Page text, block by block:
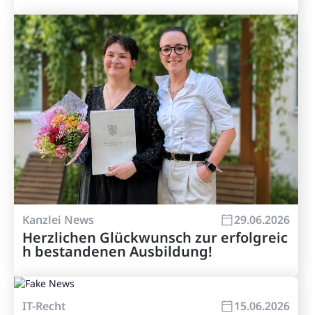
Kanzlei News 29.06.2026
Herzlichen Glückwunsch zur erfolgreic
h bestandenen Ausbildung!
IT-Recht 15.06.2026